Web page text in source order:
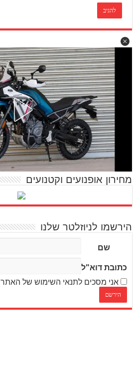
מחירון אופנועים וקטנועים
הירשמו לניוזלטר שלנו
שם
כתובת דוא"ל
אני מסכים לתנאי השימוש של האתר